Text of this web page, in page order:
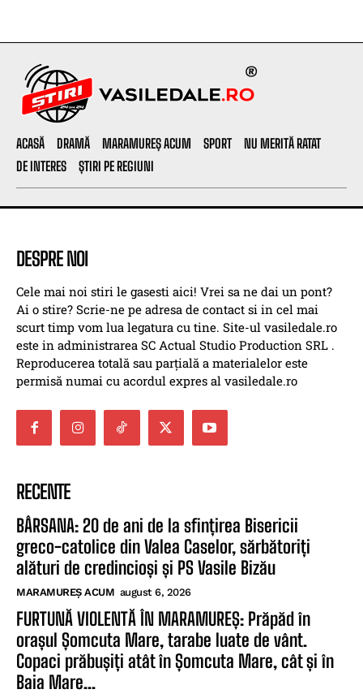
ACASĂ DRAMĂ MARAMUREȘ ACUM SPORT
NU MERITĂ RATAT
DE INTERES
ȘTIRI PE REGIUNI
DESPRE NOI
Cele mai noi stiri le gasesti aici! Vrei sa ne dai un pont?
Ai o stire? Scrie-ne pe adresa de contact si in cel mai
scurt timp vom lua legatura cu tine. Site-ul vasiledale.ro
este in administrarea SC Actual Studio Production SRL .
Reproducerea totală sau parțială a materialelor este
permisă numai cu acordul expres al vasiledale.ro
RECENTE
BÂRSANA: 20 de ani de la sfințirea Bisericii
greco-catolice din Valea Caselor, sărbătoriți
alături de credincioși și PS Vasile Bizău
MARAMUREȘ ACUM august 6, 2026
FURTUNĂ VIOLENTĂ ÎN MARAMUREȘ: Prăpăd în
orașul Șomcuta Mare, tarabe luate de vânt.
Copaci prăbușiți atât în Șomcuta Mare, cât și în
Baia Mare...